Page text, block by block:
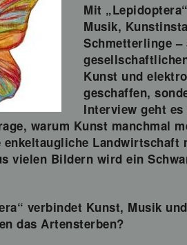
Mit
Musik,
Schmetterlinge
Kunst und
geschaffen,
Interview geht
warum Kunst manchmal
vielen Bildern wird ein
verbindet Kunst, Musik
das Artensterben?